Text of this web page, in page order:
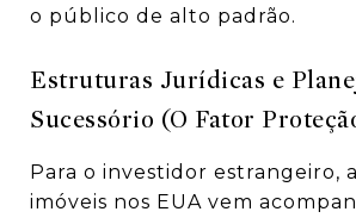
o público de alto padrão.
Estruturas Jurídicas e
Sucessório (O Fator
Para o investidor estrangeiro,
imóveis nos EUA vem